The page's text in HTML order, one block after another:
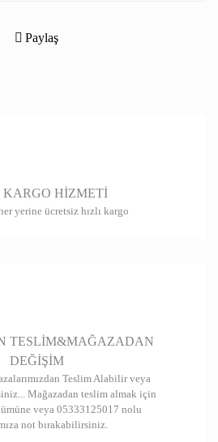
formunu kullanarak tarafımıza
pahalı.
Gönder
Paylaş
HİZMETİ
yerine ücretsiz hızlı kargo
TESLİM&MAĞAZADAN
DEĞİŞİM
Teslim Alabilir veya
Mağazadan teslim almak için
veya 05333125017 nolu
not bırakabilirsiniz.